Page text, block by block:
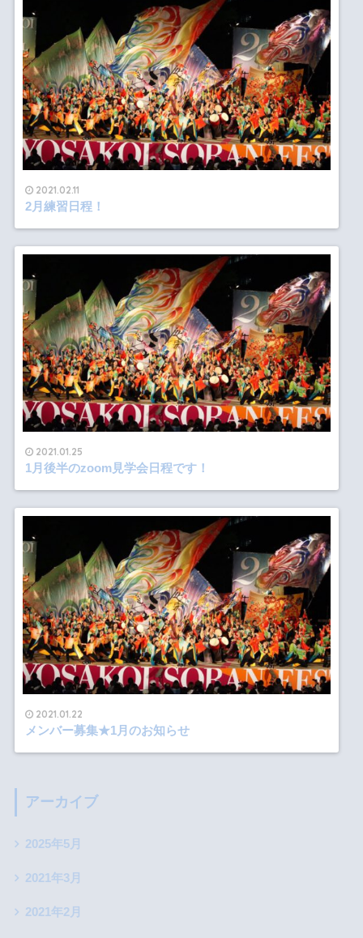
2021.02.11
2月練習日程！
2021.01.25
1月後半のzoom見学会日程です！
2021.01.22
メンバー募集★1月のお知らせ
アーカイブ
2025年5月
2021年3月
2021年2月